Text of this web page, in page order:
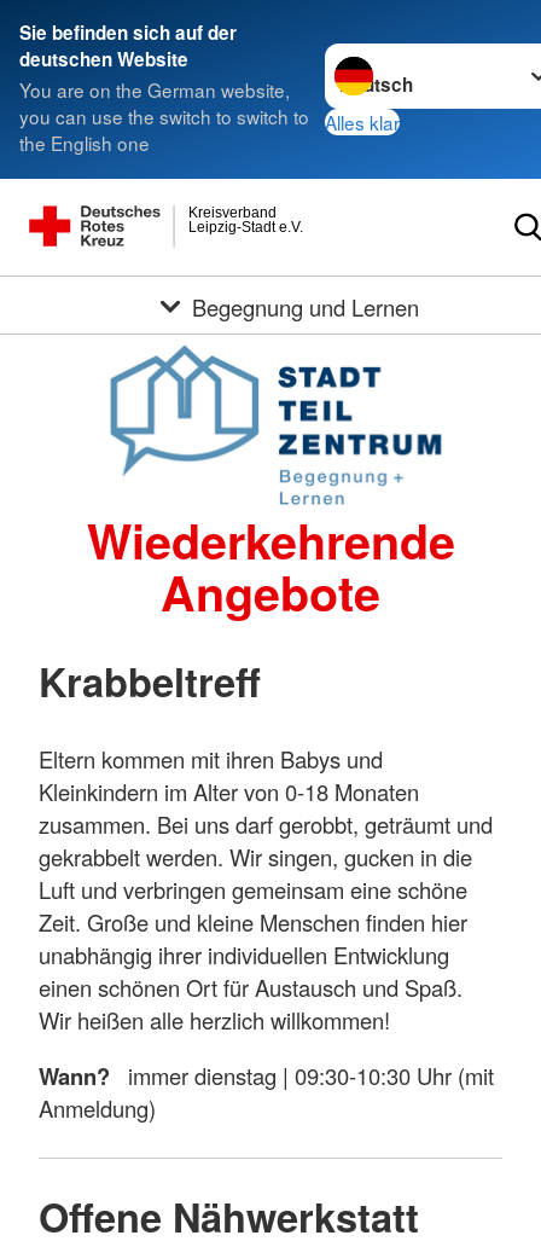
Sie befinden sich auf der
deutschen Website
You are on the German website,
you can use the switch to switch to
the English one
Sprache wechseln zu
Alles klar
Leipzig-Stadt e.V.
Kreisverband
Begegnung und Lernen
Wiederkehrende
Angebote
Krabbeltreff
Eltern kommen mit ihren Babys und
Kleinkindern im Alter von 0-18 Monaten
zusammen. Bei uns darf gerobbt, geträumt und
gekrabbelt werden. Wir singen, gucken in die
Luft und verbringen gemeinsam eine schöne
Zeit. Große und kleine Menschen finden hier
unabhängig ihrer individuellen Entwicklung
einen schönen Ort für Austausch und Spaß.
Wir heißen alle herzlich willkommen!
Wann? immer dienstag | 09:30-10:30 Uhr (mit
Anmeldung)
Offene Nähwerkstatt